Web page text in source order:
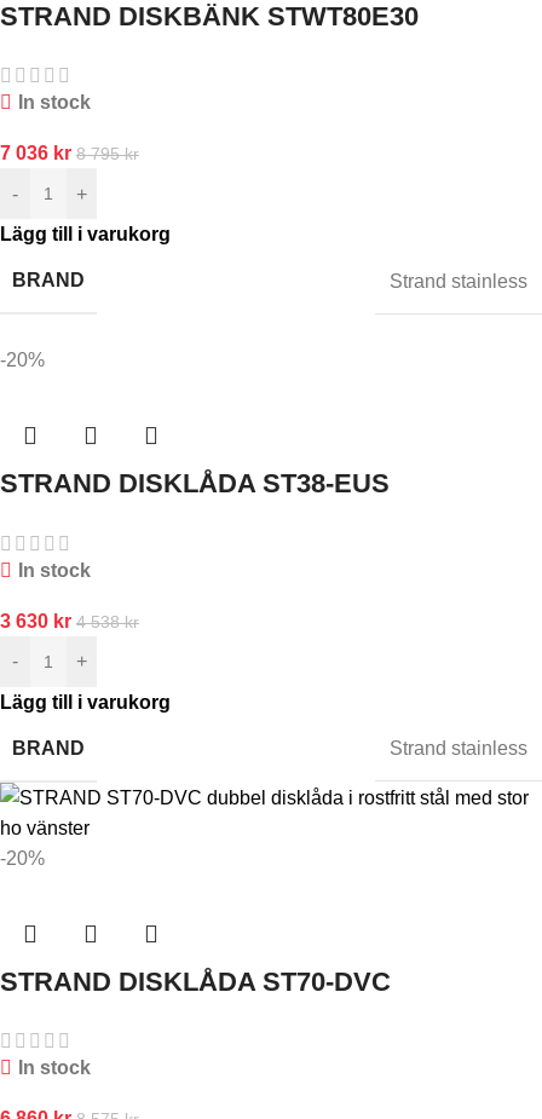
STRAND DISKBÄNK STWT80E30
In stock
7 036 kr 8 795kr
-
+
Lägg till i varukorg
BRAND Strand stainless
-20%
STRAND DISKLÅDA ST38-EUS
In stock
3 630 kr 4 538kr
-
+
Lägg till i varukorg
BRAND Strand stainless
-20%
STRAND DISKLÅDA ST70-DVC
In stock